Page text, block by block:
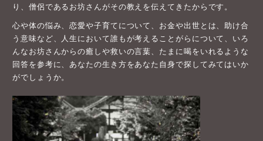
り、僧侶であるお坊さんがその教えを伝えてきたからです。
心や体の悩み、恋愛や子育てについて、お金や出世とは、助け合
う意味など、人生において誰もが考えることがらについて、いろ
んなお坊さんからの癒しや救いの言葉、たまに喝をいれるような
回答を参考に、あなたの生き方をあなた自身で探してみてはいか
がでしょうか。